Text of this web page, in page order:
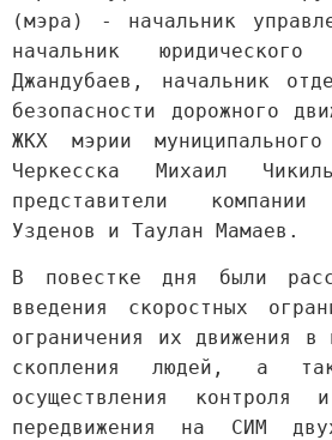
(мэра) - начальник
начальник
Джандубаев, начальник
безопасности дорожного
ЖКХ мэрии
Черкесска Михаил
представители
Узденов и Таулан Мамаев.
В повестке дня были
введения скоростных
ограничения их движения в
скопления людей, а
осуществления контроля
передвижения на СИМ